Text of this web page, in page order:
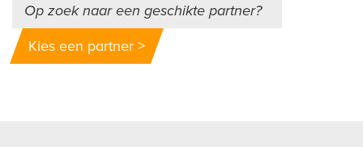
Op zoek naar een geschikte partner?
Kies een partner >